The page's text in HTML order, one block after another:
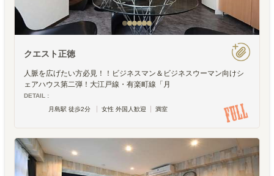
クエスト正徳
人脈を広げたい方必見！！ビジネスマン＆ビジネスウーマン向けシ
ェアハウス第二弾！大江戸線・有楽町線「月
DETAIL :
月島駅 徒歩2分
女性 外国人歓迎 満室